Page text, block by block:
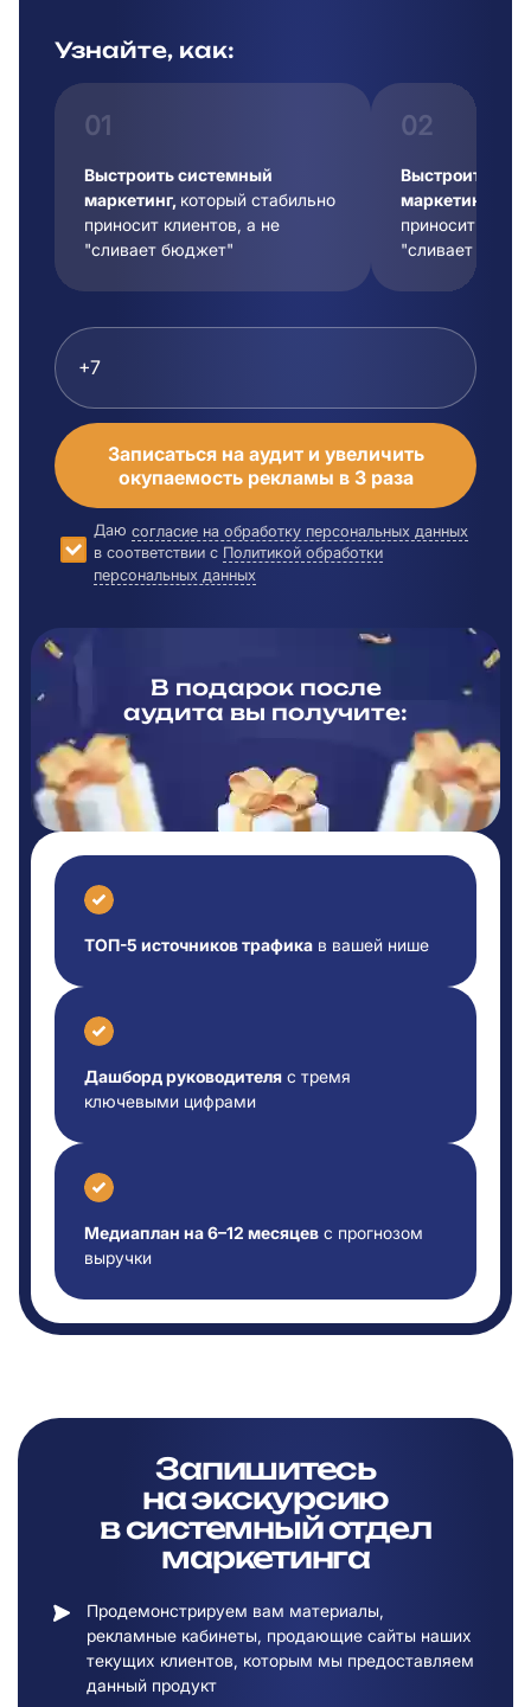
Узнайте, как:
01
Выстроить системный
маркетинг, который стабильно
приносит клиентов, а не
"сливает бюджет"
02
Выстроить
маркетинг,
приносит
"сливает
Записаться на аудит и увеличить
окупаемость рекламы в 3 раза
Даю согласие на обработку персональных данных
в соответствии с Политикой обработки
персональных данных
В подарок после
аудита вы получите:
ТОП-5 источников трафика в вашей нише
Дашборд руководителя с тремя
ключевыми цифрами
Медиаплан на 6–12 месяцев с прогнозом
выручки
Запишитесь
наэкскурсию
всистемный отдел
маркетинга
Продемонстрируем вам материалы,
рекламные кабинеты, продающие сайты наших
текущих клиентов, которым мы предоставляем
данный продукт